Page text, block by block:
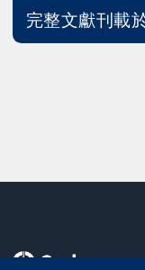
完整文獻刊載